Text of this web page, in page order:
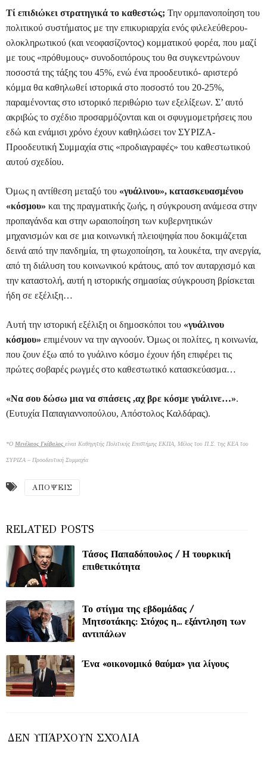
Τί επιδιώκει στρατηγικά το καθεστώς; Την ορμπανοποίηση του
πολιτικού συστήματος με την επικυριαρχία ενός φιλελεύθερου-
ολοκληρωτικού (και νεοφασίζοντος) κομματικού φορέα, που μαζί
με τους «πρόθυμους» συνοδοιπόρους του θα συγκεντρώνουν
ποσοστά της τάξης του 45%, ενώ ένα προοδευτικό- αριστερό
κόμμα θα καθηλωθεί ιστορικά στο ποσοστό του 20-25%,
παραμένοντας στο ιστορικό περιθώριο των εξελίξεων. Σ’ αυτό
ακριβώς το σχέδιο προσαρμόζονται και οι σφυγμομετρήσεις που
εδώ και ενάμισι χρόνο έχουν καθηλώσει τον ΣΥΡΙΖΑ-
Προοδευτική Συμμαχία στις «προδιαγραφές» του καθεστωτικού
αυτού σχεδίου.
Όμως η αντίθεση μεταξύ του «γυάλινου», κατασκευασμένου
«κόσμου» και της πραγματικής ζωής, η σύγκρουση ανάμεσα στην
προπαγάνδα και στην ωραιοποίηση των κυβερνητικών
μηχανισμών και σε μια κοινωνική πλειοψηφία που δοκιμάζεται
δεινά από την πανδημία, τη φτωχοποίηση, τα λουκέτα, την ανεργία,
από τη διάλυση του κοινωνικού κράτους, από τον αυταρχισμό και
την καταστολή, αυτή η ιστορικής σημασίας σύγκρουση βρίσκεται
ήδη σε εξέλιξη…
Αυτή την ιστορική εξέλιξη οι δημοσκόποι του «γυάλινου
κόσμου» επιμένουν να την αγνοούν. Όμως οι πολίτες, η κοινωνία,
που ζουν έξω από το γυάλινο κόσμο έχουν ήδη επιφέρει τις
πρώτες σοβαρές ρωγμές στο καθεστωτικό κατασκεύασμα…
«Να σου δώσω μια να σπάσεις ,αχ βρε κόσμε γυάλινε…».
(Ευτυχία Παπαγιαννοπούλου, Απόστολος Καλδάρας).
*Ο Μενέλαος Γκίβαλος είναι Καθηγητής Πολιτικής Επιστήμης ΕΚΠΑ, Μέλος του Π.Σ. της ΚΕΑ του
ΣΥΡΙΖΑ – Προοδευτική Συμμαχία
ΑΠΟΨΕΙΣ
Τάσος Παπαδόπουλος / Η τουρκική
επιθετικότητα
Το στίγμα της εβδομάδας /
Μητσοτάκης: Στόχος η... εξάντληση των
αντιπάλων
Ένα «οικονομικό θαύμα» για λίγους
ΔΕΝ ΥΠΆΡΧΟΥΝ ΣΧΌΛΙΑ